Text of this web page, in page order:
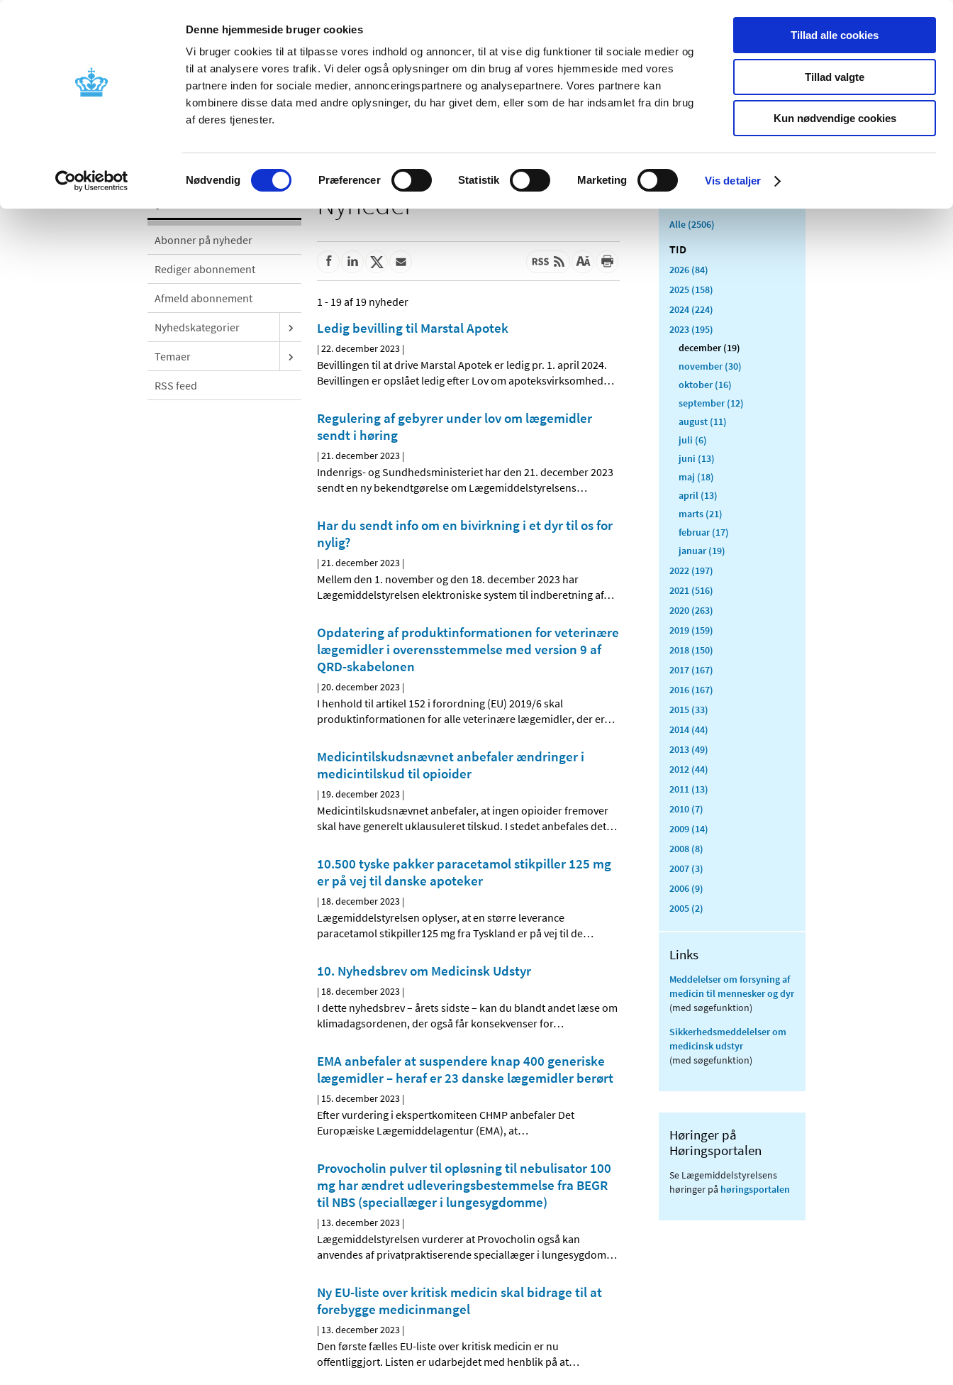
Denne hjemmeside bruger cookies
Vi bruger cookies til at tilpasse vores indhold og annoncer, til at vise dig funktioner til sociale medier og
til at analysere vores trafik. Vi deler også oplysninger om din brug af vores hjemmeside med vores
partnere inden for sociale medier, annonceringspartnere og analysepartnere. Vores partnere kan
kombinere disse data med andre oplysninger, du har givet dem, eller som de har indsamlet fra din brug
af deres tjenester.
Samtykkevalg
Nødvendig Præferencer Statistik Marketing Vis detaljer
Tillad alle cookies
Tillad valgte
Kun nødvendige cookies
Nyheder Om os Kontakt Udgivelser
Godkendelse og
Bivirkninger og
produktinformation
Tilskud og
Apoteker og salg af
Medicinsk
Særlige
produktområder
Abonner på nyheder
Rediger abonnement
Afmeld abonnement
Nyhedskategorier
Temaer
RSS feed
Nyheder
1 - 19 af 19 nyheder
Ledig bevilling til Marstal Apotek
|22. december 2023 |
Bevillingen til at drive Marstal Apotek er ledig pr. 1. april 2024.
Bevillingen er opslået ledig efter Lov om apoteksvirksomhed…
Regulering af gebyrer under lov om lægemidler
sendt i høring
|21. december 2023 |
Indenrigs- og Sundhedsministeriet har den 21. december 2023
sendt en ny bekendtgørelse om Lægemiddelstyrelsens…
Har du sendt info om en bivirkning i et dyr til os for
nylig?
|21. december 2023 |
Mellem den 1. november og den 18. december 2023 har
Lægemiddelstyrelsen elektroniske system til indberetning af…
Opdatering af produktinformationen for veterinære
lægemidler i overensstemmelse med version 9 af
QRD-skabelonen
|20. december 2023 |
I henhold til artikel 152 i forordning (EU) 2019/6 skal
produktinformationen for alle veterinære lægemidler, der er…
Medicintilskudsnævnet anbefaler ændringer i
medicintilskud til opioider
| 19. december 2023 |
Medicintilskudsnævnet anbefaler, at ingen opioider fremover
skal have generelt uklausuleret tilskud. I stedet anbefales det…
10.500 tyske pakker paracetamol stikpiller 125 mg
er på vej til danske apoteker
| 18. december 2023 |
Lægemiddelstyrelsen oplyser, at en større leverance
paracetamol stikpiller125 mg fra Tyskland er på vej til de…
10. Nyhedsbrev om Medicinsk Udstyr
| 18. december 2023 |
I dette nyhedsbrev – årets sidste – kan du blandt andet læse om
klimadagsordenen, der også får konsekvenser for…
EMA anbefaler at suspendere knap 400 generiske
lægemidler – heraf er 23 danske lægemidler berørt
| 15. december 2023 |
Efter vurdering i ekspertkomiteen CHMP anbefaler Det
Europæiske Lægemiddelagentur (EMA), at…
Provocholin pulver til opløsning til nebulisator 100
mg har ændret udleveringsbestemmelse fra BEGR
til NBS (speciallæger i lungesygdomme)
| 13. december 2023 |
Lægemiddelstyrelsen vurderer at Provocholin også kan
anvendes af privatpraktiserende speciallæger i lungesygdom…
Ny EU-liste over kritisk medicin skal bidrage til at
forebygge medicinmangel
| 13. december 2023 |
Den første fælles EU-liste over kritisk medicin er nu
offentliggjort. Listen er udarbejdet med henblik på at…
Alle (2506)
TID
2026 (84)
2025 (158)
2024 (224)
2023 (195)
december (19)
november (30)
oktober (16)
september (12)
august (11)
juli (6)
juni (13)
maj (18)
april (13)
marts (21)
februar (17)
januar (19)
2022 (197)
2021 (516)
2020 (263)
2019 (159)
2018 (150)
2017 (167)
2016 (167)
2015 (33)
2014 (44)
2013 (49)
2012 (44)
2011 (13)
2010 (7)
2009 (14)
2008 (8)
2007 (3)
2006 (9)
2005 (2)
Links
Meddelelser om forsyning af
medicin til mennesker og dyr
(med søgefunktion)
Sikkerhedsmeddelelser om
medicinsk udstyr
(med søgefunktion)
Høringer på
Høringsportalen
Se Lægemiddelstyrelsens
høringer på høringsportalen